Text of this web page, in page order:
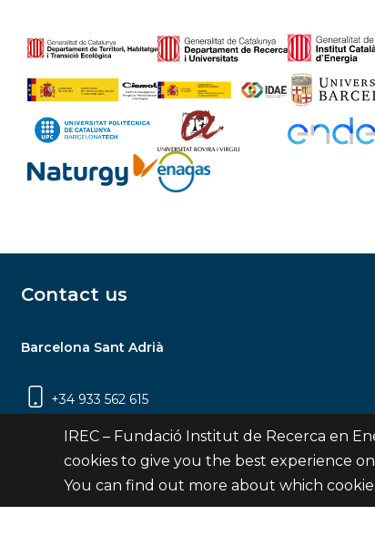
Contact us
Barcelona Sant Adrià
+34 933 562 615
Carrer Jardins de les Dones de Negre, 1, 2a
planta | 08930 Sant Adrià de Besòs
IREC – Fundació Institut de Recerca en
cookies to give you the best experience
You can find out more about which